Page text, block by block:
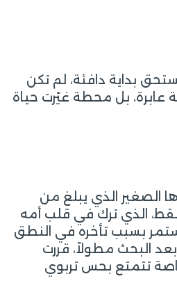
بداية دافئة، لم تكن
عابرة، بل محطة غيّرت حياة
الصغير الذي يبلغ من
فقط، الذي ترك في قلب أمه
بسبب تأخره في النطق
البحث مطولاً، قررت
تتمتع بحس تربوي